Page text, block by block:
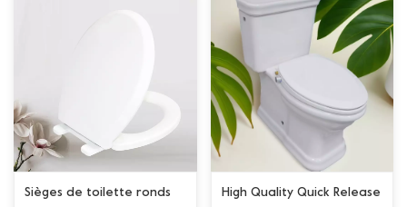
Sièges de toilette ronds
High Quality Quick Release